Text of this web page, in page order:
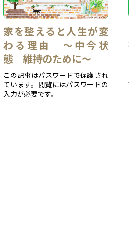
家を整えると人生が変
わる理由 ～中今状
態 維持のために～
この記事はパスワードで保護され
ています。閲覧にはパスワードの
入力が必要です。